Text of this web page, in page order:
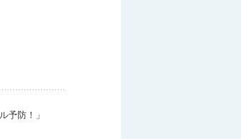
予防！​」